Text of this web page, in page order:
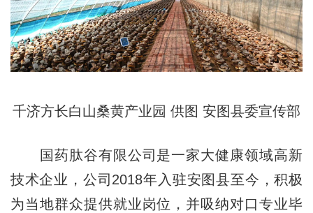
千济方长白山桑黄产业园 供图 安图县委宣传部
国药肽谷有限公司是一家大健康领域高新
技术企业，公司2018年入驻安图县至今，积极
为当地群众提供就业岗位，并吸纳对口专业毕